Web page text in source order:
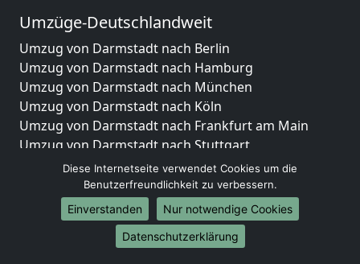
Umzüge-Deutschlandweit
Umzug von Darmstadt nach Berlin
Umzug von Darmstadt nach Hamburg
Umzug von Darmstadt nach München
Umzug von Darmstadt nach Köln
Umzug von Darmstadt nach Frankfurt am Main
Umzug von Darmstadt nach Stuttgart
Umzug von Darmstadt nach Düsseldorf
Umzug von Darmstadt nach Leipzig
Umzug von Darmstadt nach Dortmund
Umzug von Darmstadt nach Essen
Umzug von Darmstadt nach Bremen
Diese Internetseite verwendet Cookies um die
Benutzerfreundlichkeit zu verbessern.
Einverstanden
Nur notwendige Cookies
Datenschutzerklärung